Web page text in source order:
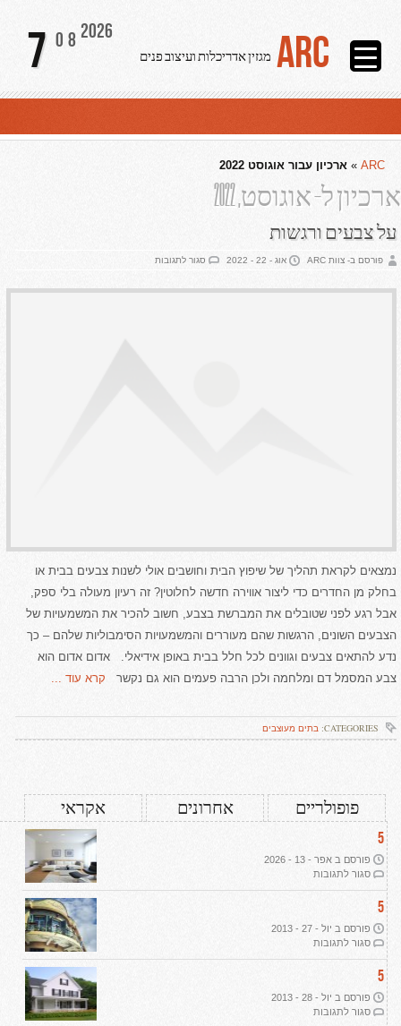
7 082026 ARC מגזין אדריכלות ועיצוב פנים
ARC
» ארכיון עבור אוגוסט 2022
ארכיון ל- אוגוסט, 2022
על צבעים ורגשות
פורסם ב- צוות ARC אוג - 22 - 2022 סגור לתגובותעל
ורגשות
נמצאים לקראת תהליך של שיפוץ הבית וחושבים אולי לשנות צבעים בבית או
בחלק מן החדרים כדי ליצור אווירה חדשה לחלוטין? זה רעיון מעולה בלי ספק,
אבל רגע לפני שטובלים את המברשת בצבע, חשוב להכיר את המשמעויות של
הצבעים השונים, הרגשות שהם מעוררים והמשמעויות הסימבוליות שלהם – כך
נדע להתאים צבעים וגוונים לכל חלל בבית באופן אידיאלי. אדום אדום הוא
צבע המסמל דם ומלחמה ולכן הרבה פעמים הוא גם נקשר קרא עוד ...
CATEGORIES: בתים מעוצבים
פופולריים אחרונים אקראי
5
פורסם ב אפר - 13 - 2026
סגור לתגובותעל
ב-2026:
שבעה
עקרונות
אמיתית
5
פורסם ב יול - 27 - 2013
סגור לתגובותעל
5
פורסם ב יול - 28 - 2013
סגור לתגובותעל